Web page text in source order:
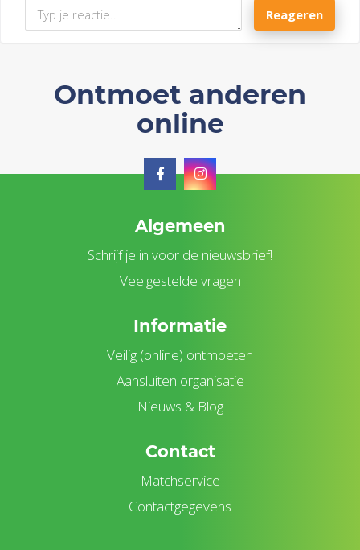
Reageren
Ontmoet anderen
online
Algemeen
Schrijf je in voor de nieuwsbrief!
Veelgestelde vragen
Informatie
Veilig (online) ontmoeten
Aansluiten organisatie
Nieuws & Blog
Contact
Matchservice
Contactgegevens